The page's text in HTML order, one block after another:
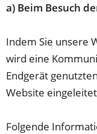
a) Beim Besuch
Indem Sie unsere
wird eine
Endgerät
Website
Folgende